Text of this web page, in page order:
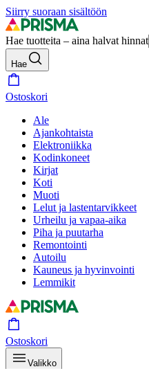
Siirry suoraan sisältöön
Hae tuotteita – aina halvat hinnat
Hae
Ostoskori
Ale
Ajankohtaista
Elektroniikka
Kodinkoneet
Kirjat
Koti
Muoti
Lelut ja lastentarvikkeet
Urheilu ja vapaa-aika
Piha ja puutarha
Remontointi
Autoilu
Kauneus ja hyvinvointi
Lemmikit
Ostoskori
Valikko